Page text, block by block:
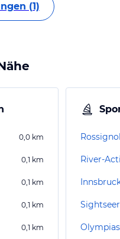
(1)
0,0 km
0,1 km
0,1 km
0,1 km
0,1 km
River-
Sightseer